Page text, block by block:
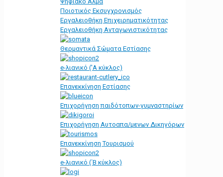
Ποιοτικός Εκσυγχρονισμός
Εργαλειοθήκη Eπιχειρηματικότητας
Εργαλειοθήκη Ανταγωνιστικότητας
Θερμαντικά Σώματα Εστίασης
e-λιανικό ('Α κύκλος)
Επανεκκίνηση Εστίασης
Επιχορήγηση παιδότοπων-γυμναστηρίων
Επιχορήγηση Αυτοαπα/μενων Δικηγόρων
Επανεκκίνηση Τουρισμού
e-λιανικό (΄Β κύκλος)